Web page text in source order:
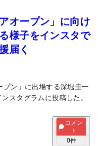
オープン」に向け
様子をインスタで
届く
ン」に出場する深堀圭一
スタグラムに投稿した。
コメン
ト
0件